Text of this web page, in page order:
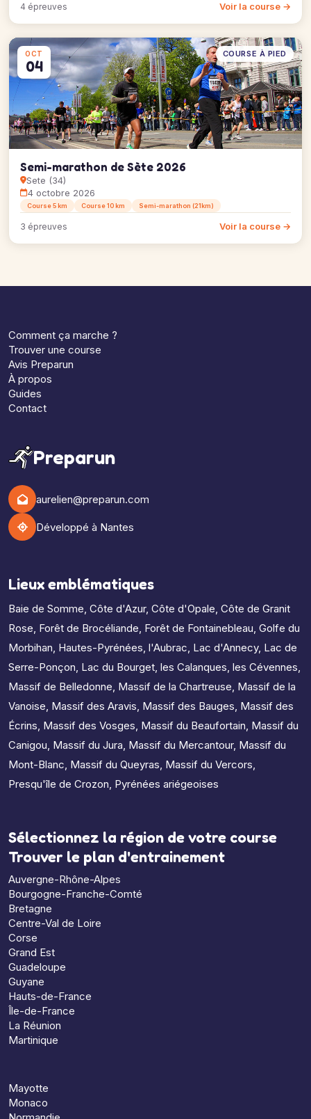
4 épreuves Voir la course →
OCT
04
COURSE À PIED
Semi-marathon de Sète 2026
Sete (34)
4 octobre 2026
Course 5 km Course 10 km Semi-marathon (21km)
3 épreuves Voir la course →
Comment ça marche ?
Trouver une course
Avis Preparun
À propos
Guides
Contact
Preparun
aurelien@preparun.com
Développé à Nantes
Lieux emblématiques
Baie de Somme, Côte d'Azur, Côte d'Opale, Côte de Granit
Rose, Forêt de Brocéliande, Forêt de Fontainebleau, Golfe du
Morbihan, Hautes-Pyrénées, l'Aubrac, Lac d'Annecy, Lac de
Serre-Ponçon, Lac du Bourget, les Calanques, les Cévennes,
Massif de Belledonne, Massif de la Chartreuse, Massif de la
Vanoise, Massif des Aravis, Massif des Bauges, Massif des
Écrins, Massif des Vosges, Massif du Beaufortain, Massif du
Canigou, Massif du Jura, Massif du Mercantour, Massif du
Mont-Blanc, Massif du Queyras, Massif du Vercors,
Presqu'île de Crozon, Pyrénées ariégeoises
Sélectionnez la région de votre course
Trouver le plan d'entrainement
Auvergne-Rhône-Alpes
Bourgogne-Franche-Comté
Bretagne
Centre-Val de Loire
Corse
Grand Est
Guadeloupe
Guyane
Hauts-de-France
Île-de-France
La Réunion
Martinique
Mayotte
Monaco